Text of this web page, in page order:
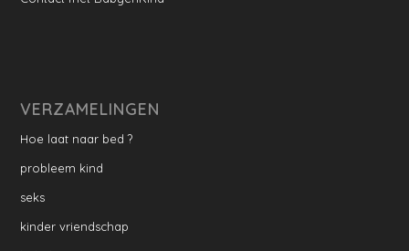
VERZAMELINGEN
Hoe laat naar bed ?
probleem kind
seks
kinder vriendschap